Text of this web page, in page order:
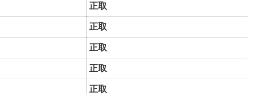
正取
正取
正取
正取
正取